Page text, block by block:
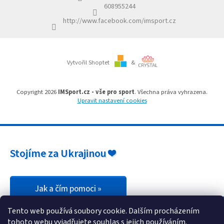
Tento web používá soubory cookie. Dalším procházením
v
y
608955244
http://www.facebook.com/imsport.cz
Vytvořil Shoptet &
Copyright 2026 IMSport.cz - vše pro sport. Všechna práva vyhrazena.
Upravit nastavení cookies
Stojíme za Ukrajinou ❤️
Jak a čím pomoci »